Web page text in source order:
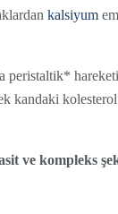
kalsiyum
peristaltik* hareketi
kolesterol
ve kompleks